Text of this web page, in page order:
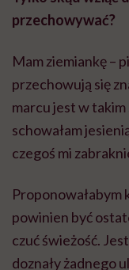
przechowywać?
Mam ziemiankę –
przechowują się
marcu jest w takim
schowałam
czegoś mi
powinien być
czuć świeżość.
doznały żadnego